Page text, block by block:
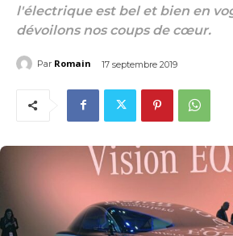
l'électrique est bel et bien en
dévoilons nos coups de cœur.
Par Romain 17 septembre 2019